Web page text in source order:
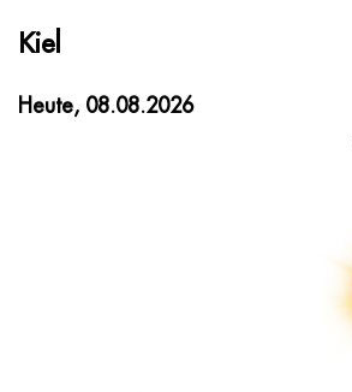
Kiel
Heute, 08.08.2026